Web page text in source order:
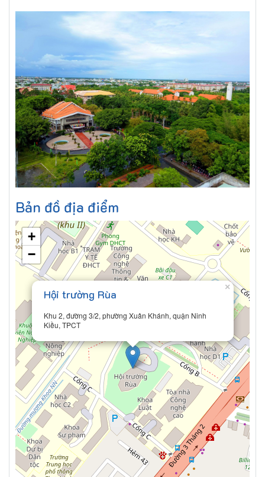
Bản đồ địa điểm
Hội trường Rùa
Khu 2, đường 3/2, phường Xuân Khánh, quận Ninh
Kiều, TPCT
×
+
−